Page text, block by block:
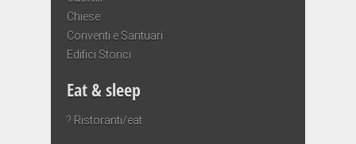
Chiese
Conventi e Santuari
Edifici Storici
Eat & sleep
? Ristoranti/eat